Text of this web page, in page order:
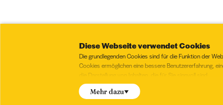
Diese Webseite verwendet Cookies
Die grundlegenden Cookies sind für die Funktion der
Cookies ermöglichen eine bessere Benutzererfahrung,
die Darstellung von Inhalten, die für Sie sinnvoll sind.
Stimmen Sie der Verwendung folgender Cookies zu?
ankreuzen
Mehr dazu